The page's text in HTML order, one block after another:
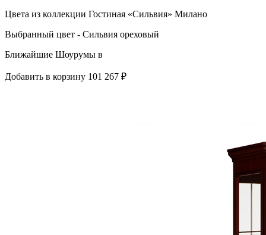
Цвета из коллекции Гостиная «Сильвия» Милано
Выбранный цвет - Сильвия ореховый
Ближайшие Шоурумы в
Добавить в корзину 101 267 ₽